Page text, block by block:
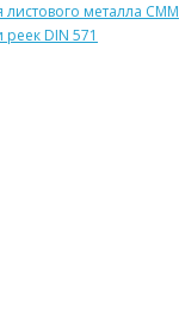
металла СММ
DIN 571